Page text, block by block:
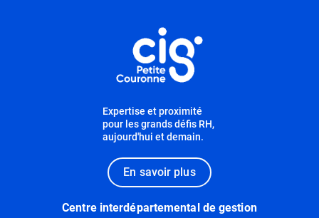
Expertise et proximité
pour les grands défis RH,
aujourd'hui et demain.
En savoir plus
Centre interdépartemental de gestion